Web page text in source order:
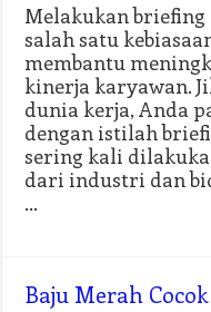
Melakukan
salah satu
membantu
kinerja karyawan.
dunia kerja, Anda
dengan istilah
sering kali
dari industri dan
…
Baju Merah